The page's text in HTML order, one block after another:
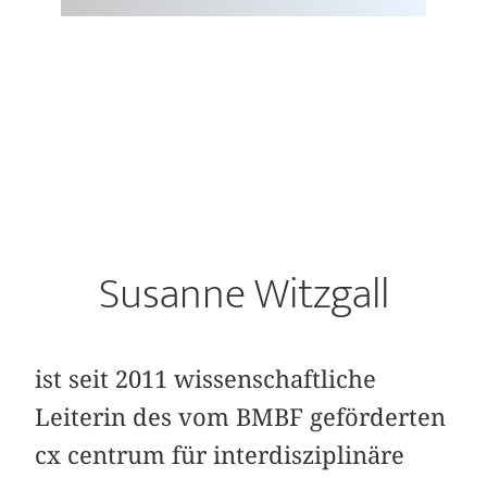
Susanne Witzgall
ist seit 2011 wissenschaftliche
Leiterin des vom BMBF geförderten
cx centrum für interdisziplinäre